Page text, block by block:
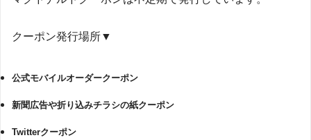
クーポン発行場所▼
公式モバイルオーダークーポン
新聞広告や折り込みチラシの紙クーポン
Twitterクーポン